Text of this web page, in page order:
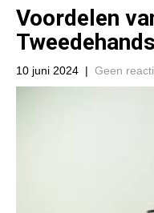
Voordelen
10 juni 2024 | Geen